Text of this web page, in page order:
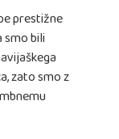
prestižne
smo bili
zato smo z